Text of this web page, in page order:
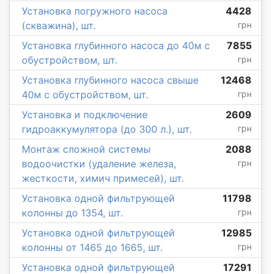
Установка погружного насоса
(скважина), шт.
4428
грн
Установка глубинного насоса до 40м с
обустройством, шт.
7855
грн
Установка глубинного насоса свыше
40м с обустройством, шт.
12468
грн
Установка и подключение
гидроаккумулятора (до 300 л.), шт.
2609
грн
Монтаж сложной системы
водоочистки (удаление железа,
жесткости, химич примесей), шт.
2088
грн
Установка одной фильтрующей
колонны до 1354, шт.
11798
грн
Установка одной фильтрующей
колонны от 1465 до 1665, шт.
12985
грн
Установка одной фильтрующей
17291